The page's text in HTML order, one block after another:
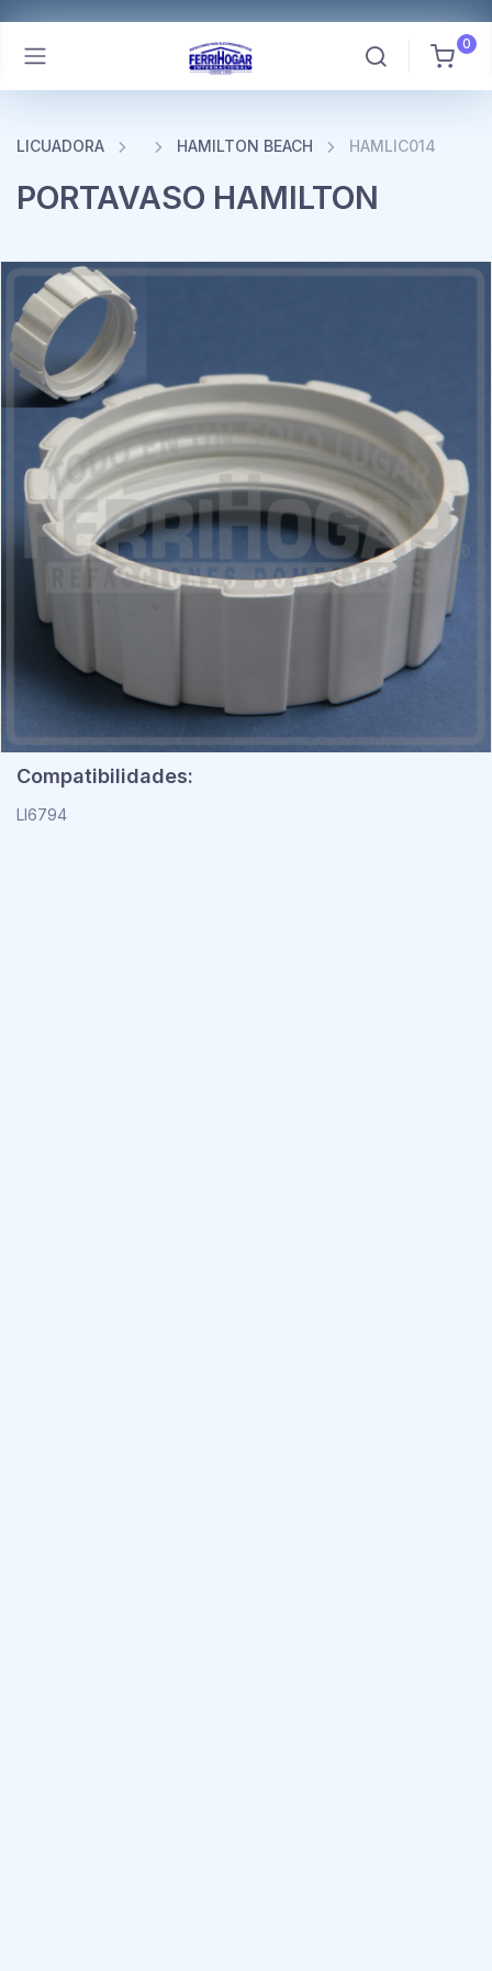
0
LICUADORA HAMILTON BEACH HAMLIC014
PORTAVASO HAMILTON
Compatibilidades:
LI6794